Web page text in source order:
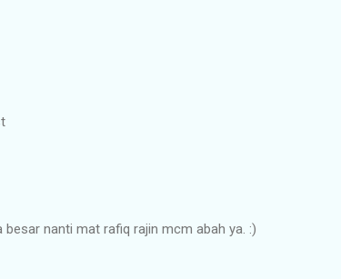
nanti mat rafiq rajin mcm abah ya. :)